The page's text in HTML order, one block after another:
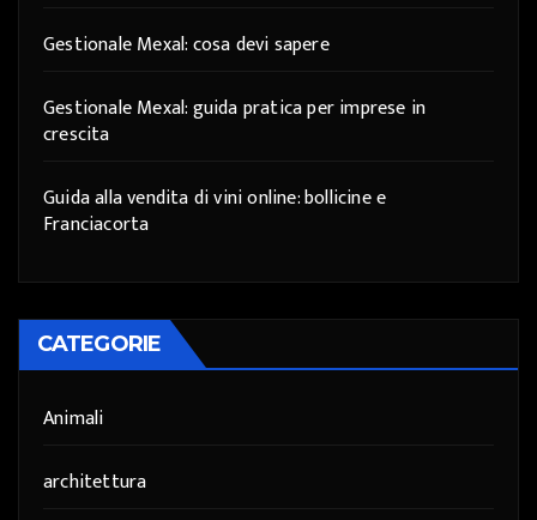
Gestionale Mexal: cosa devi sapere
Gestionale Mexal: guida pratica per imprese in
crescita
Guida alla vendita di vini online: bollicine e
Franciacorta
CATEGORIE
Animali
architettura